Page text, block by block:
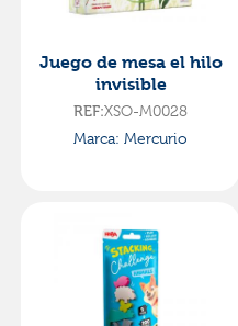
Juego de mesa el hilo
invisible
REF:XSO-M0028
Marca: Mercurio